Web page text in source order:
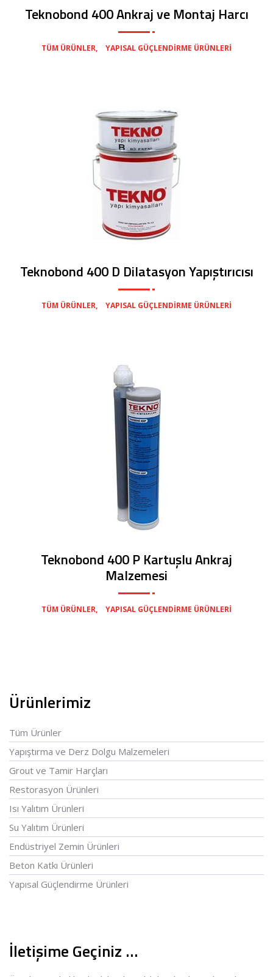
Ürünlerimiz
Tüm Ürünler
Yapıştırma ve Derz Dolgu Malzemeleri
Grout ve Tamir Harçları
Restorasyon Ürünleri
Isı Yalıtım Ürünleri
Su Yalıtım Ürünleri
Endüstriyel Zemin Ürünleri
Beton Katkı Ürünleri
Yapısal Güçlendirme Ürünleri
İletişime Geçiniz …
Teknobond 400 Ankraj ve Montaj Harcı
TÜM ÜRÜNLER YAPISAL GÜÇLENDIRME ÜRÜNLERI
Teknobond 400 D Dilatasyon Yapıştırıcısı
TÜM ÜRÜNLER YAPISAL GÜÇLENDIRME ÜRÜNLERI
Teknobond 400 P Kartuşlu Ankraj
Malzemesi
TÜM ÜRÜNLER YAPISAL GÜÇLENDIRME ÜRÜNLERI